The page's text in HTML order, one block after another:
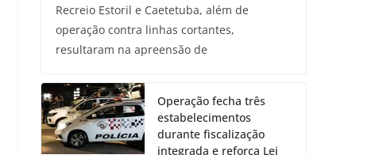
Recreio Estoril e Caetetuba, além de
operação contra linhas cortantes,
resultaram na apreensão de
Operação fecha três
estabelecimentos
durante fiscalização
integrada e reforça Lei